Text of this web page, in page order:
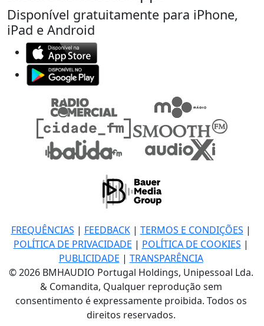
Disponível gratuitamente para iPhone,
iPad e Android
FREQUÊNCIAS | FEEDBACK| TERMOS E CONDIÇÕES |
POLÍTICA DE PRIVACIDADE | POLÍTICA DE COOKIES |
PUBLICIDADE | TRANSPARÊNCIA
© 2026 BMHAUDIO Portugal Holdings, Unipessoal Lda.
& Comandita, Qualquer reprodução sem
consentimento é expressamente proibida. Todos os
direitos reservados.